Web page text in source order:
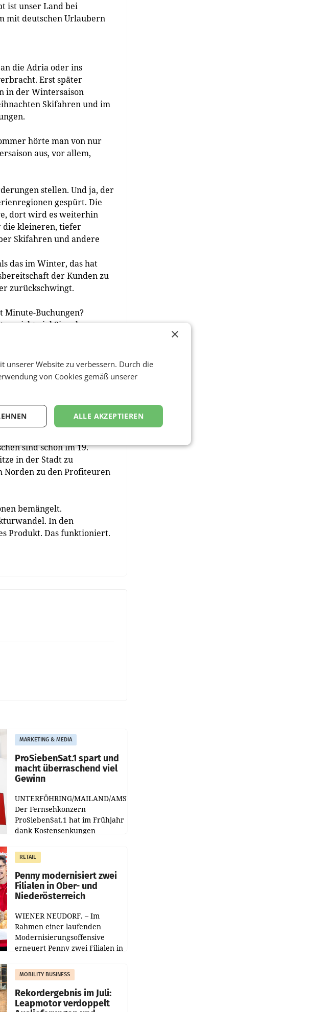
ist unser Land bei
mit deutschen Urlaubern
die Adria oder ins
Erst später
in der Wintersaison
Skifahren und im
hörte man von nur
aus, vor allem,
stellen. Und ja, der
gespürt. Die
dort wird es weiterhin
die kleineren, tiefer
Skifahren und andere
das im Winter, das hat
der Kunden zu
zurückschwingt.
Minute-Buchungen?
nicht viel Sinn, lange
Winter. Wer zu Ostern
Zeit ein
einer Buchung warten
das Ötztal. Wer zu
denn es gibt nur
den Semesterferien nach
dazu?
sind schon im 19.
in der Stadt zu
Norden zu den Profiteuren
bemängelt.
In den
Produkt. Das funktioniert.
MARKETING & MEDIA
ProSiebenSat.1 spart und
macht überraschend viel
Gewinn
UNTERFÖHRING/MAILAND/AMSTERDAM.
Der Fernsehkonzern
ProSiebenSat.1 hat im Frühjahr
dank Kostensenkungen
gemacht und die
Markterwartung deutlich
übertroffen.
RETAIL
Penny modernisiert zwei
Filialen in Ober- und
Niederösterreich
WIENER NEUDORF. – Im
Rahmen einer laufenden
Modernisierungsoffensive
erneuert Penny zwei Filialen in
Die beiden Standorte liegen in
Haag sowie im rund
MOBILITY BUSINESS
Rekordergebnis im Juli:
Leapmotor verdoppelt
×
Website zu verbessern. Durch die
von Cookies gemäß unserer
ALLE AKZEPTIEREN